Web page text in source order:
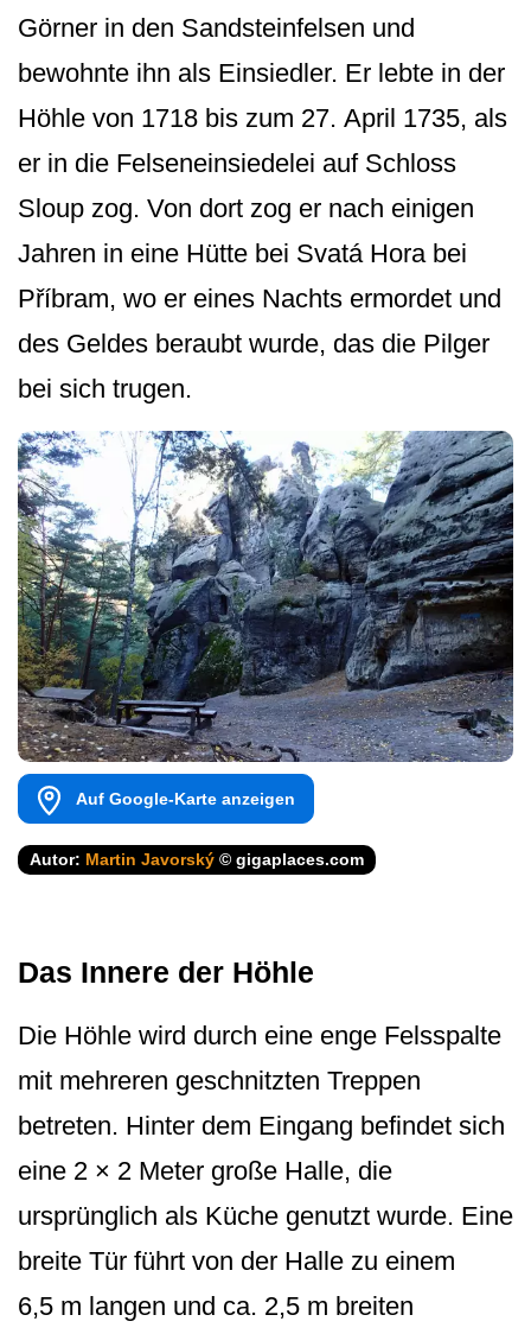
Görner in den Sandsteinfelsen und
bewohnte ihn als Einsiedler. Er lebte in der
Höhle von 1718 bis zum 27. April 1735, als
er in die Felseneinsiedelei auf Schloss
Sloup zog. Von dort zog er nach einigen
Jahren in eine Hütte bei Svatá Hora bei
Příbram, wo er eines Nachts ermordet und
des Geldes beraubt wurde, das die Pilger
bei sich trugen.
Auf Google-Karte anzeigen
Autor: Martin Javorský © gigaplaces.com
Das Innere der Höhle
Die Höhle wird durch eine enge Felsspalte
mit mehreren geschnitzten Treppen
betreten. Hinter dem Eingang befindet sich
eine 2 × 2 Meter große Halle, die
ursprünglich als Küche genutzt wurde. Eine
breite Tür führt von der Halle zu einem
6,5 m langen und ca. 2,5 m breiten